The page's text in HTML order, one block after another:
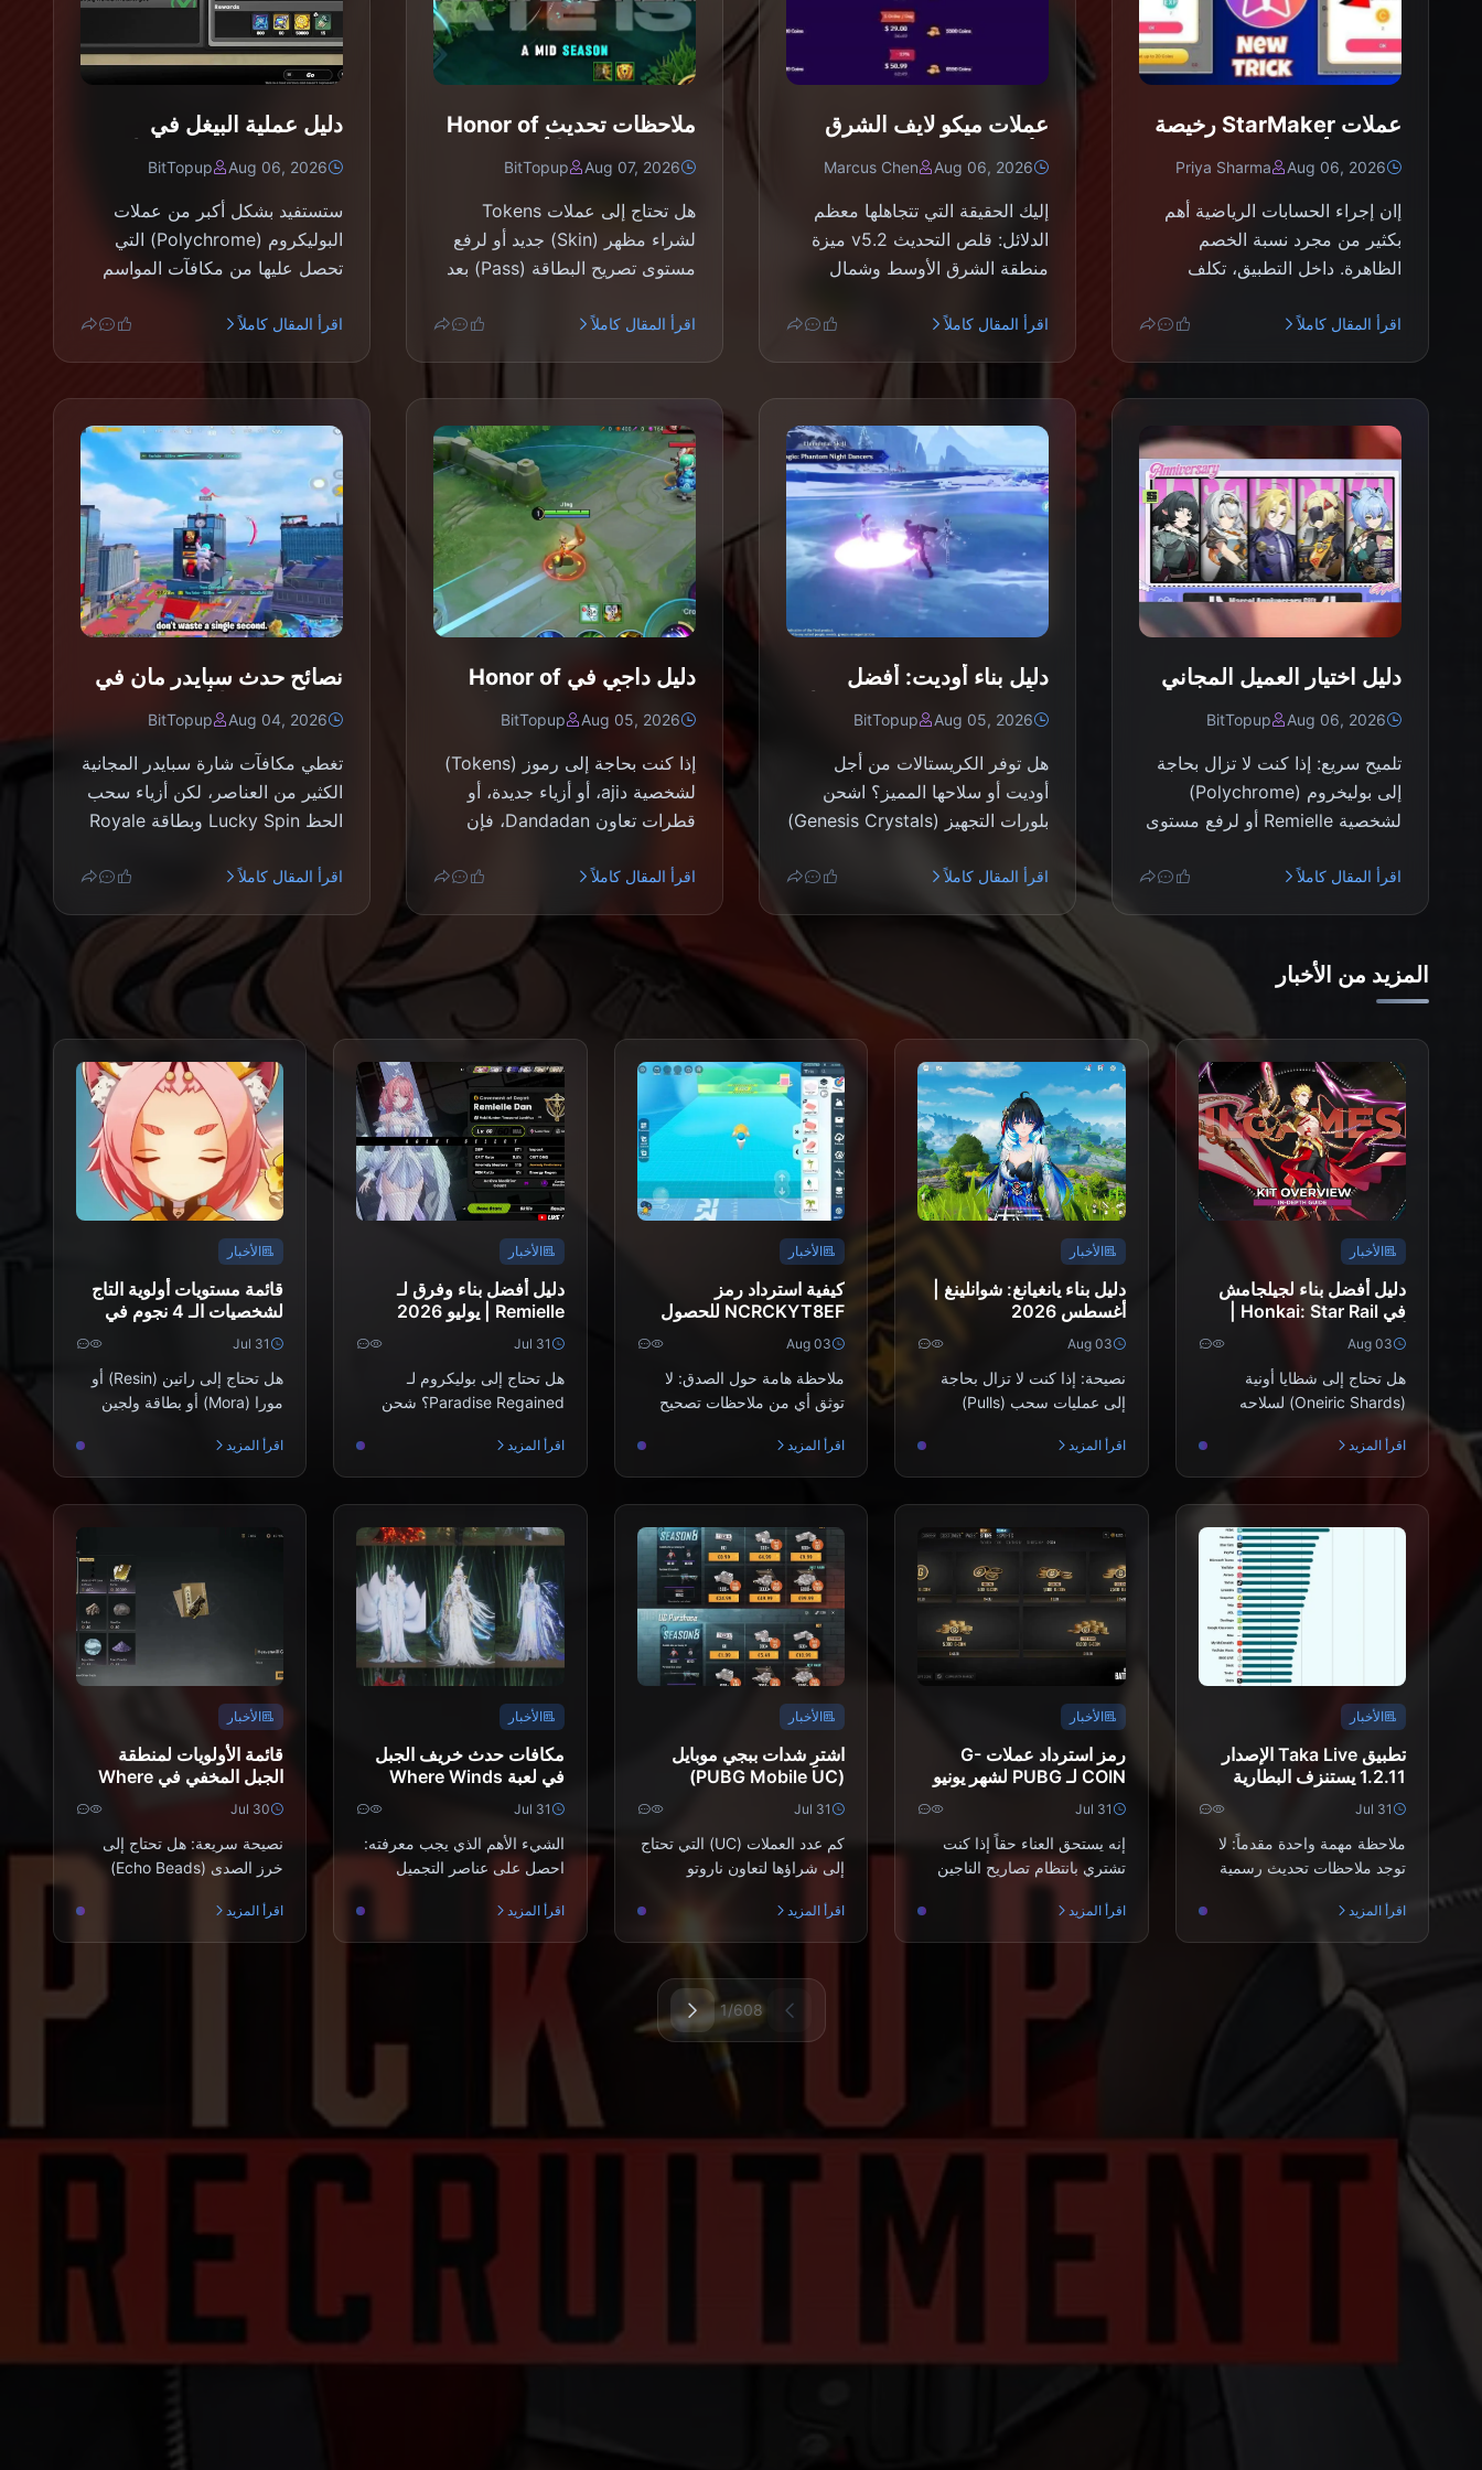
عملات StarMaker رخيصة
2026 (خصم 12-23%)
Aug 06, 2026
Priya Sharma
إان إجراء الحسابات الرياضية أهم
بكثير من مجرد نسبة الخصم
الظاهرة. داخل التطبيق، تكلف
اقرأ المقال كاملاً
عملات ميكو لايف الشرق
الإصدار 5.2: أرخص العروض
2026
Aug 06, 2026
Marcus Chen
إليك الحقيقة التي تتجاهلها معظم
الدلائل: قلص التحديث v5.2 ميزة
منطقة الشرق الأوسط وشمال
اقرأ المقال كاملاً
ملاحظات تحديث Honor of
2026
Aug 07, 2026
BitTopup
هل تحتاج إلى عملات Tokens
لشراء مظهر (Skin) جديد أو لرفع
مستوى تصريح البطاقة (Pass) بعد
اقرأ المقال كاملاً
دليل عملية البيغل في
أغسطس 2026
Aug 06, 2026
BitTopup
ستستفيد بشكل أكبر من عملات
البوليكروم (Polychrome) التي
تحصل عليها من مكافآت المواسم
اقرأ المقال كاملاً
دليل اختيار العميل المجاني
Zero 3.1 | أغسطس 2026
Aug 06, 2026
BitTopup
تلميح سريع: إذا كنت لا تزال بحاجة
إلى بوليخروم (Polychrome)
لشخصية Remielle أو لرفع مستوى
اقرأ المقال كاملاً
دليل بناء أوديت: أفضل
أغسطس 2026
Aug 05, 2026
BitTopup
هل توفر الكريستالات من أجل
أوديت أو سلاحها المميز؟ اشحن
بلورات التجهيز (Genesis Crystals)
اقرأ المقال كاملاً
دليل داجي في Honor of
أغسطس 2026
Aug 05, 2026
BitTopup
إذا كنت بحاجة إلى رموز (Tokens)
لشخصية دaji، أو أزياء جديدة، أو
قطرات تعاون Dandadan، فإن
اقرأ المقال كاملاً
نصائح حدث سبايدر مان في
2026
Aug 04, 2026
BitTopup
تغطي مكافآت شارة سبايدر المجانية
الكثير من العناصر، لكن أزياء سحب
الحظ Lucky Spin وبطاقة Royale
اقرأ المقال كاملاً
المزيد من الأخبار
الأخبار
دليل أفضل بناء لجيلجامش
أغسطس 2026
Aug 03
هل تحتاج إلى شظايا أونية
(Oneiric Shards) لسلاحه
Honkai: Star Rail على Bi...
اقرأ المزيد
الأخبار
دليل بناء يانغيانغ: شوانلينغ |
أغسطس 2026
Aug 03
نصيحة: إذا كنت لا تزال بحاجة
إلى عمليات سحب (Pulls)
إعادة ظهور لاحقة لشخصي...
اقرأ المزيد
الأخبار
كيفية استرداد رمز
NCRCKYT8EF للحصول
(أغسطس 2026)
Aug 03
ملاحظة هامة حول الصدق: لا
توثق أي من ملاحظات تصحيح
الرمز صراحةً، كما أن ع...
اقرأ المزيد
الأخبار
دليل أفضل بناء وفرق لـ
Remielle | يوليو 2026
Jul 31
هل تحتاج إلى بوليكروم لـ
Paradise Regained؟ شحن
معر...
اقرأ المزيد
الأخبار
قائمة مستويات أولوية التاج
لشخصيات الـ 4 نجوم في
2026
Jul 31
هل تحتاج إلى راتين (Resin) أو
مورا (Mora) أو بطاقة ولجين
جينشين إمباكت ع...
اقرأ المزيد
الأخبار
تطبيق Taka Live الإصدار
1.2.11 يستنزف البطارية
بسرعة بعد تحديث يوليو
2026؟ الأسباب والحلول
Jul 31
ملاحظة مهمة واحدة مقدماً: لا
توجد ملاحظات تحديث رسمية
الإصدار 1.2.11. س...
اقرأ المزيد
الأخبار
رمز استرداد عملات G-
COIN لـ PUBG لشهر يونيو
2026: هل عرض الترويج
يستحق العناء حقًا؟
Jul 31
إنه يستحق العناء حقاً إذا كنت
تشتري بانتظام تصاريح الناجين
المظهرات التصاعدية (...
اقرأ المزيد
الأخبار
اشترِ شدات ببجي موبايل
(PUBG Mobile UC)
رخيصة لتعاون ناروتو شيبودن
أفضل الحزم، والشحن الآمن
Jul 31
كم عدد العملات (UC) التي تحتاج
إلى شراؤها لتعاون ناروتو
بحاجة إلى 500–600 ع...
اقرأ المزيد
الأخبار
مکافات حدث خريف الجبل
في لعبة Where Winds
الكاملة، العملات والأولوية
Jul 31
الشيء الأهم الذي يجب معرفته:
احصل على عناصر التجميل
والوضعيات تخ...
اقرأ المزيد
الأخبار
قائمة الأولويات لمنطقة
الجبل المخفي في Where
Winds Meet | يوليو 2026
Jul 30
نصيحة سريعة: هل تحتاج إلى
خرز الصدى (Echo Beads)
شحن Where Winds Meet ع...
اقرأ المزيد
1/608